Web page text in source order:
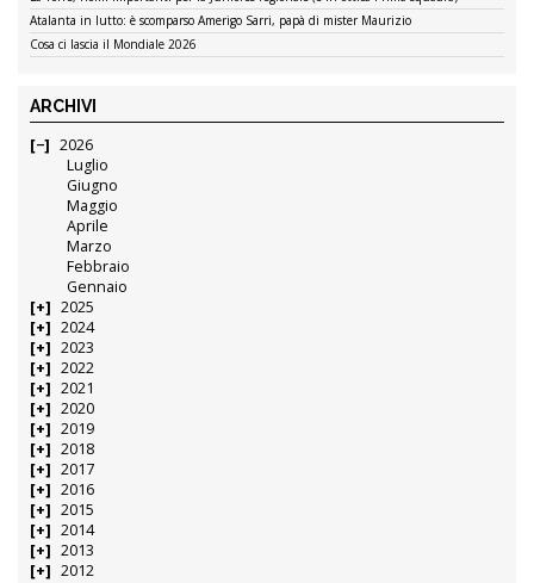
Atalanta in lutto: è scomparso Amerigo Sarri, papà di mister Maurizio
Cosa ci lascia il Mondiale 2026
ARCHIVI
2026
Luglio
Giugno
Maggio
Aprile
Marzo
Febbraio
Gennaio
2025
2024
2023
2022
2021
2020
2019
2018
2017
2016
2015
2014
2013
2012